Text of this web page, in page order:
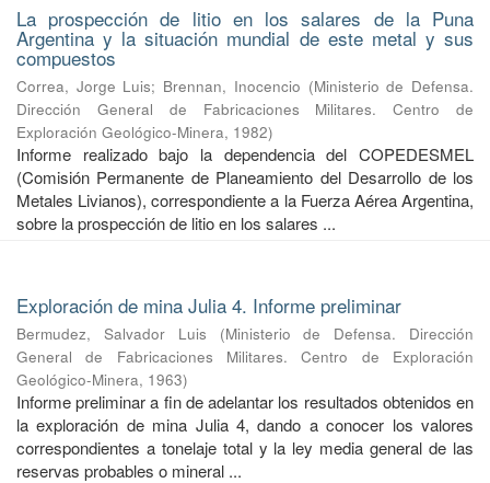
La prospección de litio en los salares de la Puna
Argentina y la situación mundial de este metal y sus
compuestos
Correa, Jorge Luis; Brennan, Inocencio (Ministerio de Defensa.
Dirección General de Fabricaciones Militares. Centro de
Exploración Geológico-Minera, 1982)
Informe realizado bajo la dependencia del COPEDESMEL
(Comisión Permanente de Planeamiento del Desarrollo de los
Metales Livianos), correspondiente a la Fuerza Aérea Argentina,
sobre la prospección de litio en los salares ...
Exploración de mina Julia 4. Informe preliminar
Bermudez, Salvador Luis (Ministerio de Defensa. Dirección
General de Fabricaciones Militares. Centro de Exploración
Geológico-Minera, 1963)
Informe preliminar a fin de adelantar los resultados obtenidos en
la exploración de mina Julia 4, dando a conocer los valores
correspondientes a tonelaje total y la ley media general de las
reservas probables o mineral ...